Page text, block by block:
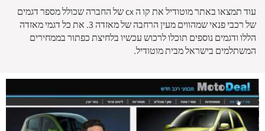
עוד תמצאו באתר מוטודיל את קו ה cx של החברה שכולל מספר דגמים
של רכבי פנאי שמהווים מעין הרחבה של מאזדה 3. את כל דגמי מאזדה
הללו ודגמים נוספים תוכלו לרכוש עכשיו בלחיצת כפתור בממחירים
המשתלמים בישראל מבית מוטודיל.